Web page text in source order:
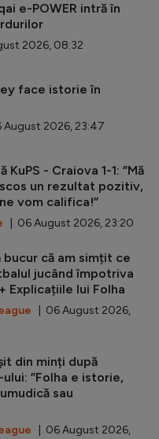
e-POWER intră în
2026, 08:32
face istorie în
August 2026, 23:47
KuPS - Craiova 1-1: ”Mă
un rezultat pozitiv,
vom califica!”
| 06 August 2026, 23:20
bucur că am simțit ce
jucând împotriva
Explicațiile lui Folha
| 06 August 2026,
din minți după
”Folha e istorie,
sau
| 06 August 2026,